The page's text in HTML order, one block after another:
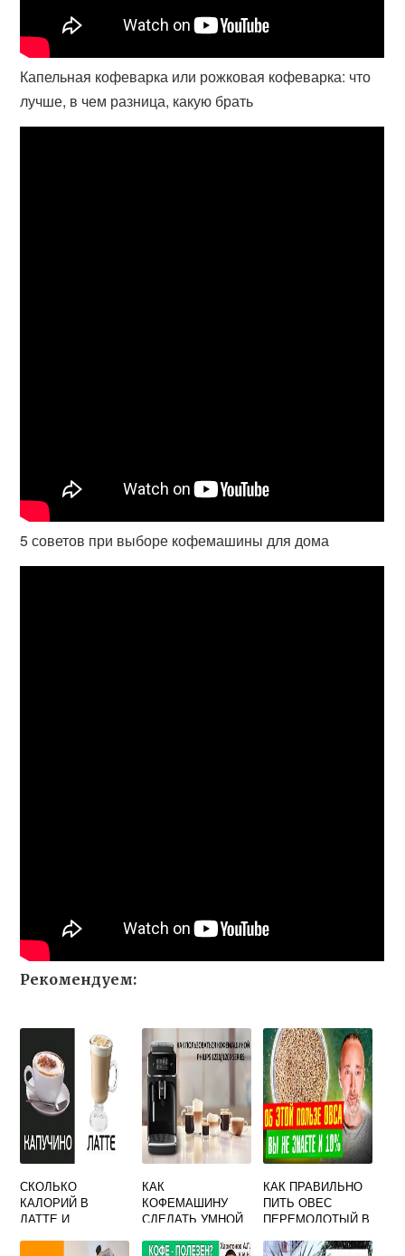
Капельная кофеварка или рожковая кофеварка: что
лучше, в чем разница, какую брать
5 советов при выборе кофемашины для дома
Рекомендуем:
СКОЛЬКО
КАЛОРИЙ В
ЛАТТЕ И
КАК
КОФЕМАШИНУ
СДЕЛАТЬ УМНОЙ
КАК ПРАВИЛЬНО
ПИТЬ ОВЕС
ПЕРЕМОЛОТЫЙ В